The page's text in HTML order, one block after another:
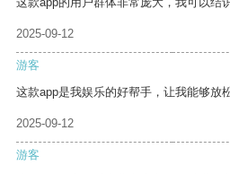
2025-09-12
游客
这款app是我娱乐的好帮手，让我能够放
2025-09-12
游客